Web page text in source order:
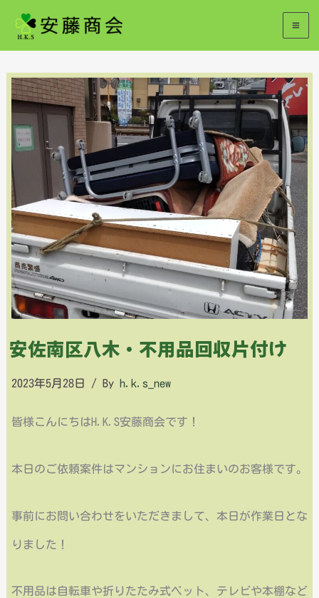
を
安佐南区八木・不用品回収片付け
2023年5月28日 / By h.k.s_new
皆様こんにちはH.K.S安藤商会です！
本日のご依頼案件はマンションにお住まいのお客様です。
事前にお問い合わせをいただきまして、本日が作業日とな
りました！
不用品は自転車や折りたたみ式ベット、テレビや本棚など